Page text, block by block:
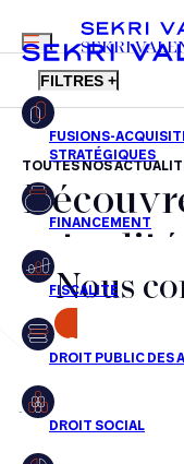
FR EN
MENU
SEKRI
FILTRES +
Fusions-acquisitions
Financement
Fiscalité
Droit public des
Droit social
TOUTES NOS
nos
jour
Nous